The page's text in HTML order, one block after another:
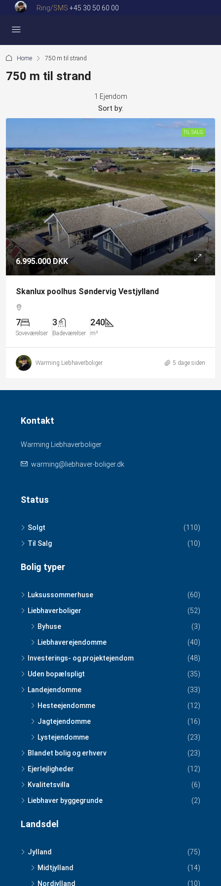
Ring/SMS +45 30 50 60 00
Home 750 m til strand
750 m til strand
1 Ejendom
Sort by:
TIL SALG
6.995.000 DKK
Skanlux poolhus Søndervig Vestjylland
7
Soveværelser
3
Badeværelser
240
m²
Warming Liebhaverboliger 5 dage siden
Kontakt
Warming Liebhaverboliger
warming@liebhaver-boliger.dk
Status
Solgt
(110)
Til Salg
(10)
Bolig typer
Luksussommerhuse
(60)
Liebhaverboliger
(52)
Byhuse
(3)
Liebhaverejendomme
(40)
Investerings- og projektejendom
(48)
Uden bopælspligt
(35)
Landejendomme
(33)
Hesteejendomme
(12)
Jagtejendomme
(16)
Lystejendomme
(23)
Blandet bolig og erhverv
(23)
Ejerlejligheder
(12)
Kvalitetsvilla
(6)
Liebhaver byggegrunde
(2)
Landsdel
Jylland
(75)
Midtjylland
(14)
Nordjylland
(10)